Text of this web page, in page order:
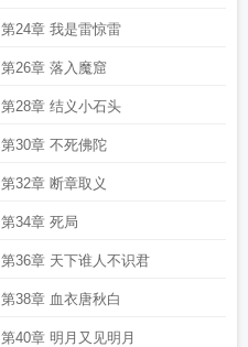
第24章 我是雷惊雷
第26章 落入魔窟
第28章 结义小石头
第30章 不死佛陀
第32章 断章取义
第34章 死局
第36章 天下谁人不识君
第38章 血衣唐秋白
第40章 明月又见明月